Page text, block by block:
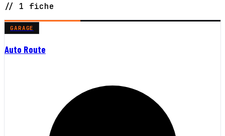
// 1 fiche
GARAGE
Auto Route